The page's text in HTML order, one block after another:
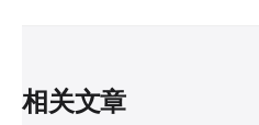
相关文章